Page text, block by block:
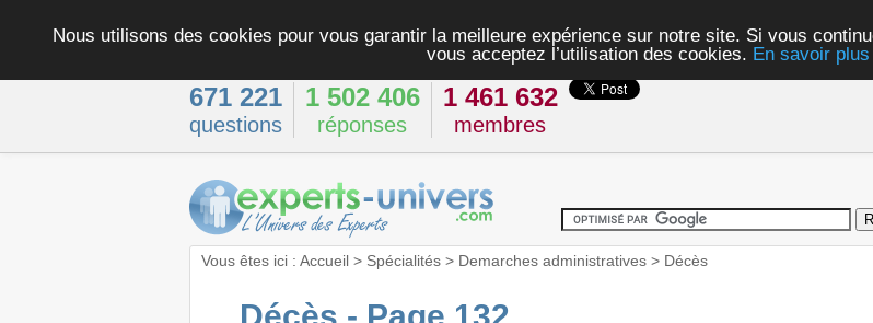
Nous utilisons des cookies pour vous garantir la meilleure expérience sur notre site. Si vous
vous acceptez l’utilisation des cookies. En savoir plus
671 221
questions
1 502 406
réponses
1 461 632
membres
Vous êtes ici : Accueil> Spécialités> Demarches administratives> Décès